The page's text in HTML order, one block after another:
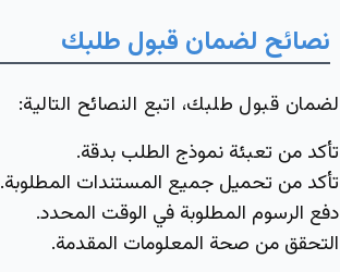
نصائح لضمان قبول طلبك
لضمان قبول طلبك، اتبع النصائح التالية:
تأكد من تعبئة نموذج الطلب بدقة.
تأكد من تحميل جميع المستندات المطلوبة.
دفع الرسوم المطلوبة في الوقت المحدد.
التحقق من صحة المعلومات المقدمة.